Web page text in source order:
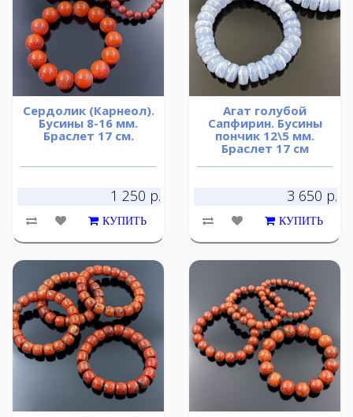
Сердолик (Карнеол).
Бусины 8-16 мм.
Браслет 17 см.
1 250 р.
КУПИТЬ
Агат голубой
Сапфирин. Бусины
пончик 12\5 мм.
Браслет 17 см
3 650 р.
КУПИТЬ